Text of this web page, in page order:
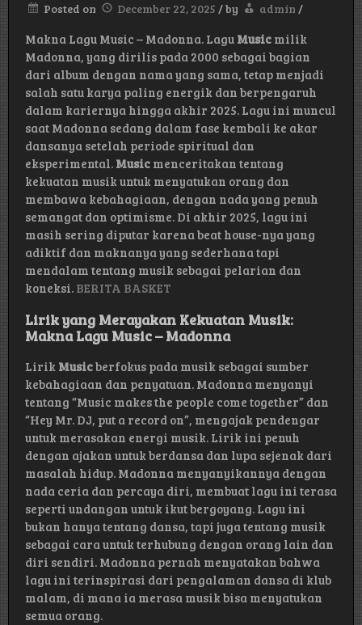
Posted on December 22, 2025 /by admin /
Makna Lagu Music – Madonna. Lagu Music milik
Madonna, yang dirilis pada 2000 sebagai bagian
dari album dengan nama yang sama, tetap menjadi
salah satu karya paling energik dan berpengaruh
dalam kariernya hingga akhir 2025. Lagu ini muncul
saat Madonna sedang dalam fase kembali ke akar
dansanya setelah periode spiritual dan
eksperimental. Music menceritakan tentang
kekuatan musik untuk menyatukan orang dan
membawa kebahagiaan, dengan nada yang penuh
semangat dan optimisme. Di akhir 2025, lagu ini
masih sering diputar karena beat house-nya yang
adiktif dan maknanya yang sederhana tapi
mendalam tentang musik sebagai pelarian dan
koneksi. BERITA BASKET
Lirik yang Merayakan Kekuatan Musik:
Makna Lagu Music – Madonna
Lirik Musicberfokus pada musik sebagai sumber
kebahagiaan dan penyatuan. Madonna menyanyi
tentang “Music makes the people come together” dan
“Hey Mr. DJ, put a record on”, mengajak pendengar
untuk merasakan energi musik. Lirik ini penuh
dengan ajakan untuk berdansa dan lupa sejenak dari
masalah hidup. Madonna menyanyikannya dengan
nada ceria dan percaya diri, membuat lagu ini terasa
seperti undangan untuk ikut bergoyang. Lagu ini
bukan hanya tentang dansa, tapi juga tentang musik
sebagai cara untuk terhubung dengan orang lain dan
diri sendiri. Madonna pernah menyatakan bahwa
lagu ini terinspirasi dari pengalaman dansa di klub
malam, di mana ia merasa musik bisa menyatukan
semua orang.